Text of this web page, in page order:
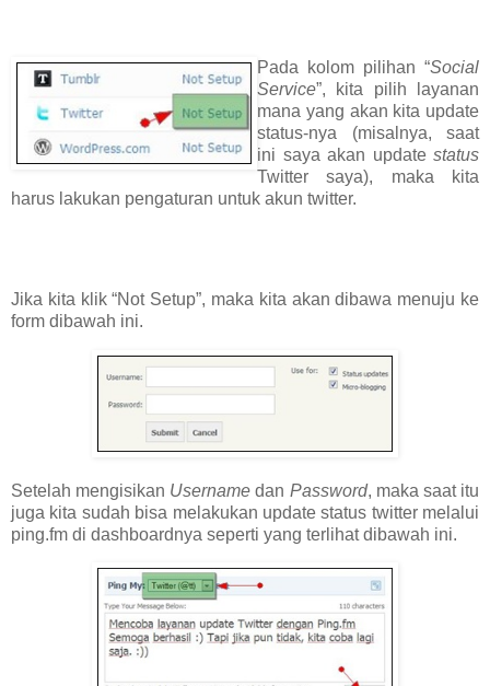
Pada kolom pilihan “Social
Service”, kita pilih layanan
mana yang akan kita update
status-nya (misalnya, saat
ini saya akan update status
Twitter saya), maka kita
harus lakukan pengaturan untuk akun twitter.
Jika kita klik “Not Setup”, maka kita akan dibawa menuju ke
form dibawah ini.
Setelah mengisikan Username dan Password, maka saat itu
juga kita sudah bisa melakukan update status twitter melalui
ping.fm di dashboardnya seperti yang terlihat dibawah ini.